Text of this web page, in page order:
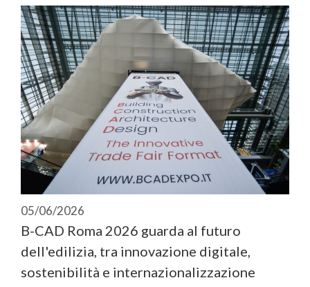
05/06/2026
B-CAD Roma 2026 guarda al futuro
dell'edilizia, tra innovazione digitale,
sostenibilità e internazionalizzazione